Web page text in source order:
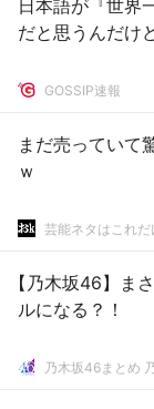
日本語が『世界
だと思うんだけ
GOSSIP速報
まだ売っていて
ｗ
芸能ネタはこれだ
【乃木坂46】まさかｗｗｗ
ルになる？！
乃木坂46まとめ